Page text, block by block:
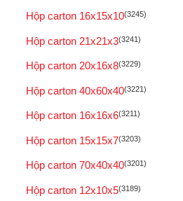
Hộp carton 16x15x10(3245)
Hộp carton 21x21x3(3241)
Hộp carton 20x16x8(3229)
Hộp carton 40x60x40(3221)
Hộp carton 16x16x6(3211)
Hộp carton 15x15x7(3203)
Hộp carton 70x40x40(3201)
Hộp carton 12x10x5(3189)